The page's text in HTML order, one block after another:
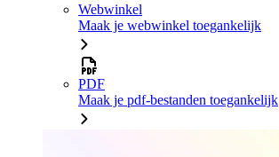
Webwinkel
Maak je webwinkel toegankelijk
PDF
Maak je pdf-bestanden toegankelijk